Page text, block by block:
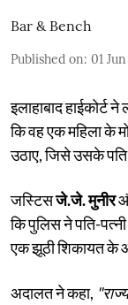
Bar & Bench
Published on: 01
इलाहाबाद हाईकोर्ट
कि वह एक महिला के
उठाए, जिसे उसके पति
जस्टिसजे.जे. मुनीर
कि पुलिस ने पति-
एक झूठी शिकायत के
अदालत ने कहा,